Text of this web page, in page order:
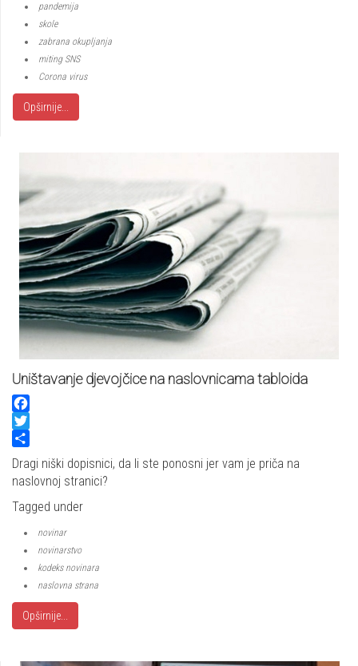
pandemija
skole
zabrana okupljanja
miting SNS
Corona virus
Opširnije...
Uništavanje djevojčice na naslovnicama tabloida
Facebook
Twitter
Share
Dragi niški dopisnici, da li ste ponosni jer vam je priča na
naslovnoj stranici?
Tagged under
novinar
novinarstvo
kodeks novinara
naslovna strana
Opširnije...